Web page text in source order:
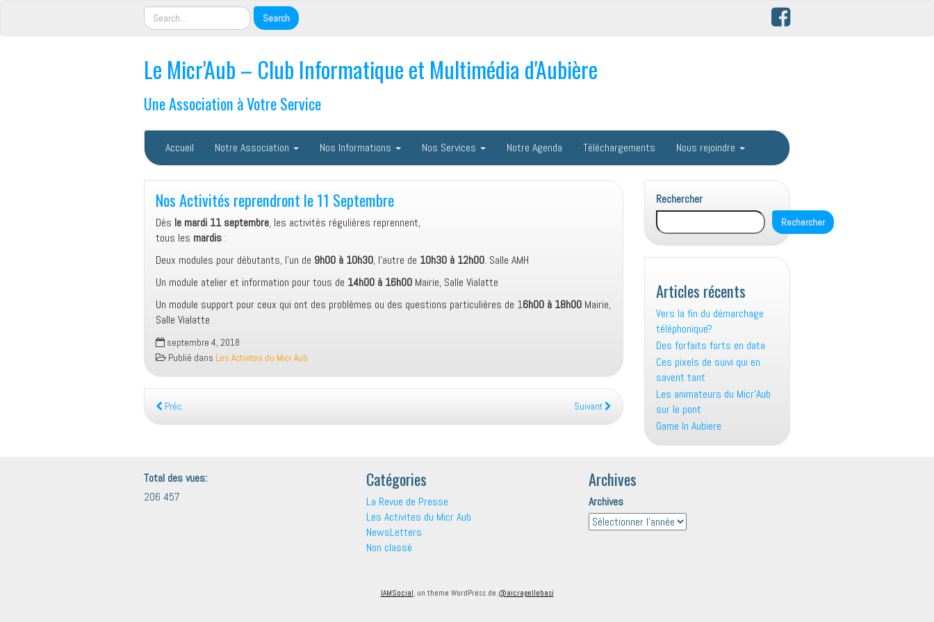
Le Micr'Aub – Club Informatique et Multimédia d'Aubière
Une Association à Votre Service
Accueil Notre Association Nos Informations Nos Services Notre Agenda Téléchargements Nous rejoindre
Nos Activités reprendront le 11 Septembre
Dès le mardi 11 septembre, les activités régulières reprennent,
tous les mardis :
Deux modules pour débutants, l’un de 9h00 à 10h30, l’autre de 10h30 à 12h00. Salle AMH
Un module atelier et information pour tous de 14h00 à 16h00 Mairie, Salle Vialatte
Un module support pour ceux qui ont des problèmes ou des questions particulières de 16h00 à 18h00 Mairie,
Salle Vialatte
septembre 4, 2018
Publié dans Les Activites du Micr Aub
Préc. Suivant
Rechercher
Rechercher
Articles récents
Vers la fin du démarchage
téléphonique?
Des forfaits forts en data
Ces pixels de suivi qui en
savent tant
Les animateurs du Micr’Aub
sur le pont
Game In Aubiere
Total des vues:
206 457
Catégories
La Revue de Presse
Les Activites du Micr Aub
NewsLetters
Non classé
Archives
Archives
IAMSocial, un theme WordPress de @aicragellebasi